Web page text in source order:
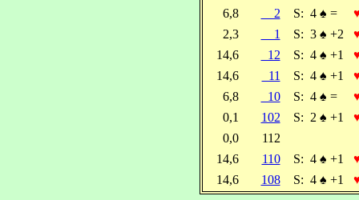
6,8
2 S: 4 ♠ =
2,3
1 S: 3 ♠ +2
14,6
12 S: 4 ♠ +1
14,6
11 S: 4 ♠ +1
6,8
10 S: 4 ♠ =
0,1
102 S: 2 ♠ +1
0,0
112
14,6
110 S: 4 ♠ +1
14,6
108 S: 4 ♠ +1